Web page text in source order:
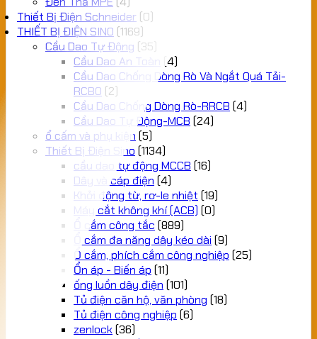
Thiết Bị Điện Schneider (0)
THIẾT BỊ ĐIỆN SINO (1169)
Cầu Dao Tự Động (35)
Cầu Dao An Toàn
(4)
Cầu Dao Chống Dòng Rò Và Ngắt Quá Tải-
RCBO (2)
Cầu Dao Chống Dòng Rò-RRCB (4)
Cầu Dao Tự Động-MCB (24)
ổ cấm và phụ kiện (5)
Thiết Bị Điện Sino (1134)
cầu dao tự động MCCB (16)
Dây và cáp điện (4)
Khởi động từ, rơ-le nhiệt (19)
Máy cắt không khí (ACB) (0)
Ổ cắm công tắc (889)
Ổ cắm đa năng dây kéo dài (9)
Ổ cắm, phích cắm công nghiệp (25)
Ổn áp - Biến áp (11)
ống luồn dây điện (101)
Tủ điện căn hộ, văn phòng (18)
Tủ điện công nghiệp (6)
zenlock(36)